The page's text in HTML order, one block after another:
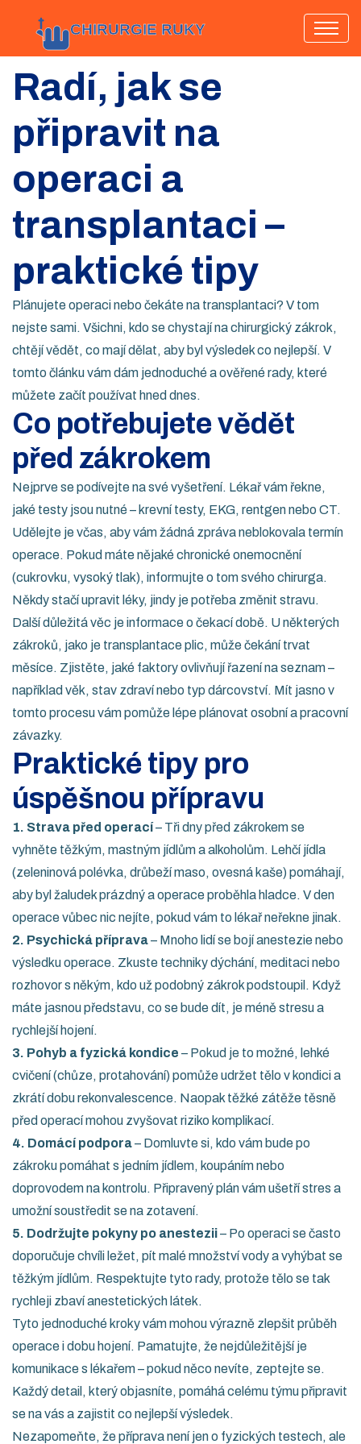
Radí, jak se
připravit na
operaci a
transplantaci –
praktické tipy
Plánujete operaci nebo čekáte na transplantaci? V tom
nejste sami. Všichni, kdo se chystají na chirurgický zákrok,
chtějí vědět, co mají dělat, aby byl výsledek co nejlepší. V
tomto článku vám dám jednoduché a ověřené rady, které
můžete začít používat hned dnes.
Co potřebujete vědět
před zákrokem
Nejprve se podívejte na své vyšetření. Lékař vám řekne,
jaké testy jsou nutné – krevní testy, EKG, rentgen nebo CT.
Udělejte je včas, aby vám žádná zpráva neblokovala termín
operace. Pokud máte nějaké chronické onemocnění
(cukrovku, vysoký tlak), informujte o tom svého chirurga.
Někdy stačí upravit léky, jindy je potřeba změnit stravu.
Další důležitá věc je informace o čekací době. U některých
zákroků, jako je transplantace plic, může čekání trvat
měsíce. Zjistěte, jaké faktory ovlivňují řazení na seznam –
například věk, stav zdraví nebo typ dárcovství. Mít jasno v
tomto procesu vám pomůže lépe plánovat osobní a pracovní
závazky.
Praktické tipy pro
úspěšnou přípravu
1. Strava před operací– Tři dny před zákrokem se
vyhněte těžkým, mastným jídlům a alkoholům. Lehčí jídla
(zeleninová polévka, drůbeží maso, ovesná kaše) pomáhají,
aby byl žaludek prázdný a operace proběhla hladce. V den
operace vůbec nic nejíte, pokud vám to lékař neřekne jinak.
2. Psychická příprava– Mnoho lidí se bojí anestezie nebo
výsledku operace. Zkuste techniky dýchání, meditaci nebo
rozhovor s někým, kdo už podobný zákrok podstoupil. Když
máte jasnou představu, co se bude dít, je méně stresu a
rychlejší hojení.
3. Pohyb a fyzická kondice – Pokud je to možné, lehké
cvičení (chůze, protahování) pomůže udržet tělo v kondici a
zkrátí dobu rekonvalescence. Naopak těžké zátěže těsně
před operací mohou zvyšovat riziko komplikací.
4. Domácí podpora– Domluvte si, kdo vám bude po
zákroku pomáhat s jedním jídlem, koupáním nebo
doprovodem na kontrolu. Připravený plán vám ušetří stres a
umožní soustředit se na zotavení.
5. Dodržujte pokyny po anestezii– Po operaci se často
doporučuje chvíli ležet, pít malé množství vody a vyhýbat se
těžkým jídlům. Respektujte tyto rady, protože tělo se tak
rychleji zbaví anestetických látek.
Tyto jednoduché kroky vám mohou výrazně zlepšit průběh
operace i dobu hojení. Pamatujte, že nejdůležitější je
komunikace s lékařem – pokud něco nevíte, zeptejte se.
Každý detail, který objasníte, pomáhá celému týmu připravit
se na vás a zajistit co nejlepší výsledek.
Nezapomeňte, že příprava není jen o fyzických testech, ale